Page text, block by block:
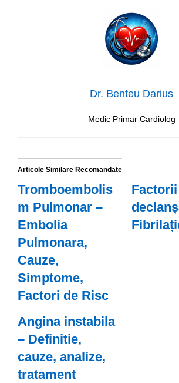
Dr. Benteu Darius
Medic Primar Cardiolog
Articole Similare Recomandate
Tromboembolis
m Pulmonar –
Embolia
Pulmonara,
Cauze,
Simptome,
Factori de Risc
Factorii
Angina instabila
– Definitie,
cauze, analize,
tratament